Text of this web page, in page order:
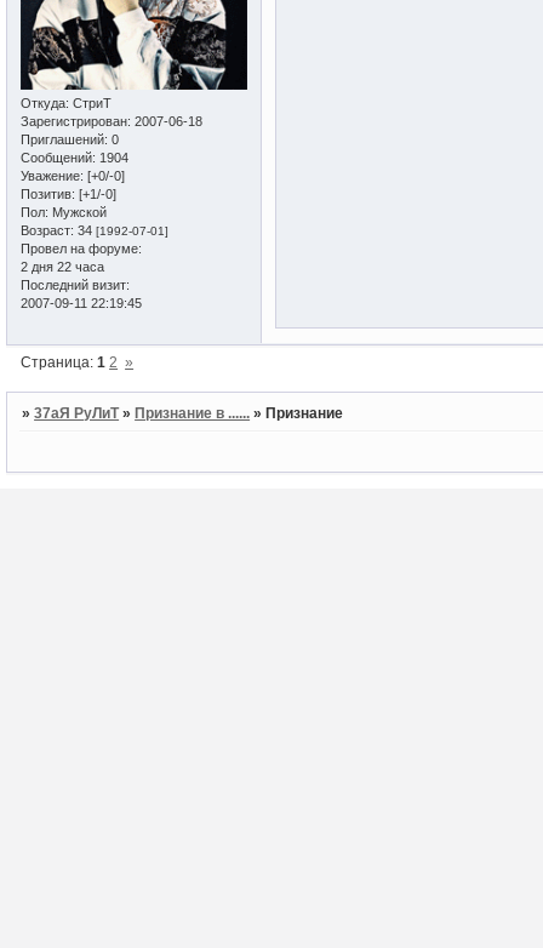
Откуда: СтриТ
Зарегистрирован: 2007-06-18
Приглашений: 0
Сообщений: 1904
Уважение: [+0/-0]
Позитив: [+1/-0]
Пол: Мужской
Возраст: 34 [1992-07-01]
Провел на форуме:
2 дня 22 часа
Последний визит:
2007-09-11 22:19:45
Страница:1 2 »
»37аЯ РуЛиТ »Признание в ...... »Признание